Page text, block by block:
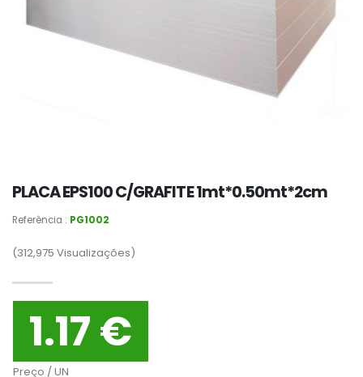
PLACA EPS100 C/GRAFITE 1mt*0.50mt*2cm
Referência : PG1002
(312,975 Visualizações)
1.17 €
Preço / UN